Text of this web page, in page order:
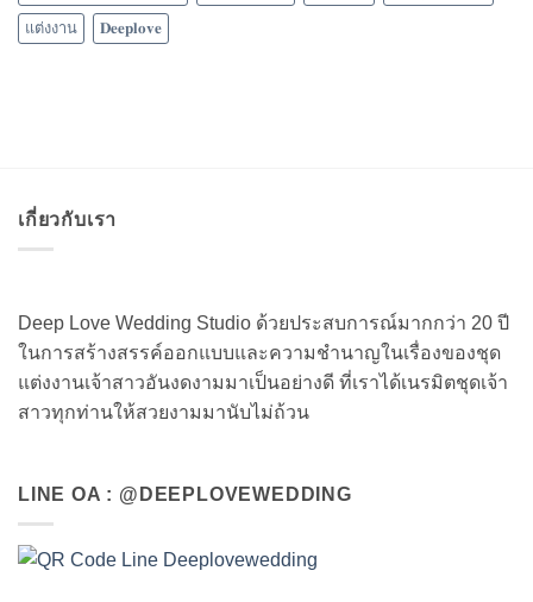
แต่งงาน 𝐃𝐞𝐞𝐩𝐥𝐨𝐯𝐞
เกี่ยวกับเรา
Deep Love Wedding Studio ด้วยประสบการณ์มากกว่า 20 ปี
ในการสร้างสรรค์ออกแบบและความชำนาญในเรื่องของชุด
แต่งงานเจ้าสาวอันงดงามมาเป็นอย่างดี ที่เราได้เนรมิตชุดเจ้า
สาวทุกท่านให้สวยงามมานับไม่ถ้วน
LINE OA : @DEEPLOVEWEDDING